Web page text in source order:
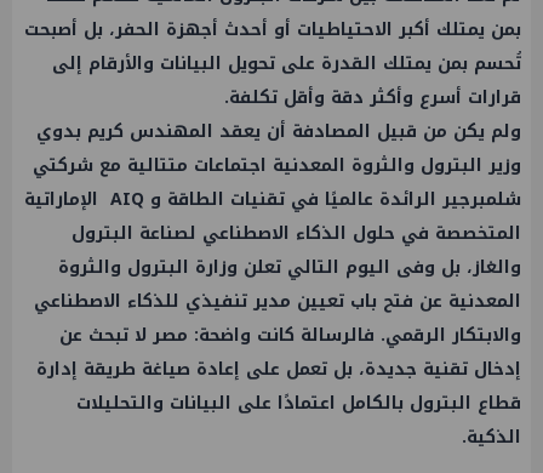
بمن يمتلك أكبر الاحتياطيات أو أحدث أجهزة الحفر، بل أصبحت
تُحسم بمن يمتلك القدرة على تحويل البيانات والأرقام إلى
قرارات أسرع وأكثر دقة وأقل تكلفة.
ولم يكن من قبيل المصادفة أن يعقد المهندس كريم بدوي
وزير البترول والثروة المعدنية اجتماعات متتالية مع شركتي
شلمبرجير الرائدة عالميًا في تقنيات الطاقة و AIQ الإماراتية
المتخصصة في حلول الذكاء الاصطناعي لصناعة البترول
والغاز، بل وفى اليوم التالي تعلن وزارة البترول والثروة
المعدنية عن فتح باب تعيين مدير تنفيذي للذكاء الاصطناعي
والابتكار الرقمي. فالرسالة كانت واضحة: مصر لا تبحث عن
إدخال تقنية جديدة، بل تعمل على إعادة صياغة طريقة إدارة
قطاع البترول بالكامل اعتمادًا على البيانات والتحليلات
الذكية.